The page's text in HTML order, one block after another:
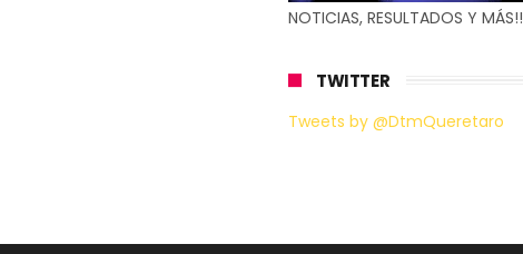
NOTICIAS, RESULTADOS Y MÁS!!
TWITTER
Tweets by @DtmQueretaro